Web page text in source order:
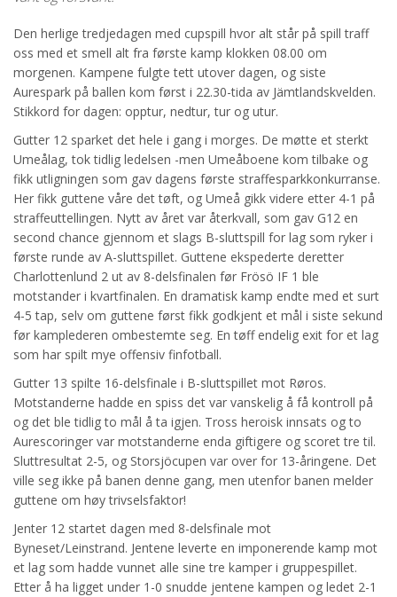
Den herlige tredjedagen med cupspill hvor alt står på spill traff
oss med et smell alt fra første kamp klokken 08.00 om
morgenen. Kampene fulgte tett utover dagen, og siste
Aurespark på ballen kom først i 22.30-tida av Jämtlandskvelden.
Stikkord for dagen: opptur, nedtur, tur og utur.
Gutter 12 sparket det hele i gang i morges. De møtte et sterkt
Umeålag, tok tidlig ledelsen -men Umeåboene kom tilbake og
fikk utligningen som gav dagens første straffesparkkonkurranse.
Her fikk guttene våre det tøft, og Umeå gikk videre etter 4-1 på
straffeuttellingen. Nytt av året var återkvall, som gav G12 en
second chance gjennom et slags B-sluttspill for lag som ryker i
første runde av A-sluttspillet. Guttene ekspederte deretter
Charlottenlund 2 ut av 8-delsfinalen før Frösö IF 1 ble
motstander i kvartfinalen. En dramatisk kamp endte med et surt
4-5 tap, selv om guttene først fikk godkjent et mål i siste sekund
før kamplederen ombestemte seg. En tøff endelig exit for et lag
som har spilt mye offensiv finfotball.
Gutter 13 spilte 16-delsfinale i B-sluttspillet mot Røros.
Motstanderne hadde en spiss det var vanskelig å få kontroll på
og det ble tidlig to mål å ta igjen. Tross heroisk innsats og to
Aurescoringer var motstanderne enda giftigere og scoret tre til.
Sluttresultat 2-5, og Storsjöcupen var over for 13-åringene. Det
ville seg ikke på banen denne gang, men utenfor banen melder
guttene om høy trivselsfaktor!
Jenter 12 startet dagen med 8-delsfinale mot
Byneset/Leinstrand. Jentene leverte en imponerende kamp mot
et lag som hadde vunnet alle sine tre kamper i gruppespillet.
Etter å ha ligget under 1-0 snudde jentene kampen og ledet 2-1